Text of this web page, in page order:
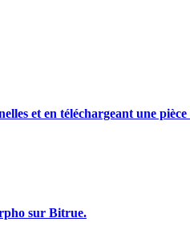
etc.
et en téléchargeant une
sur Bitrue.